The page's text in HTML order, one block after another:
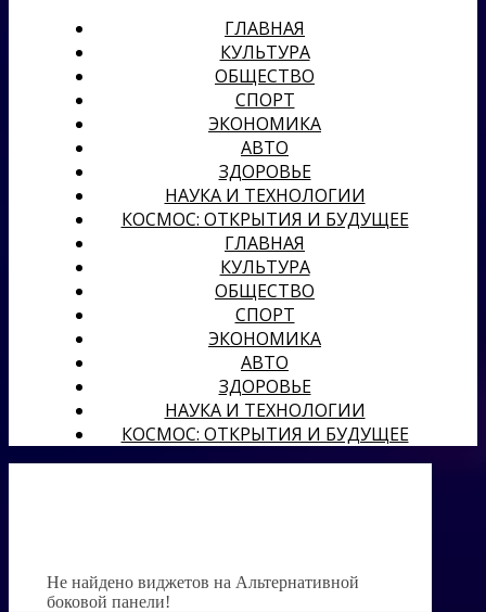
ГЛАВНАЯ
КУЛЬТУРА
ОБЩЕСТВО
СПОРТ
ЭКОНОМИКА
АВТО
ЗДОРОВЬЕ
НАУКА И ТЕХНОЛОГИИ
КОСМОС: ОТКРЫТИЯ И БУДУЩЕЕ
ГЛАВНАЯ
КУЛЬТУРА
ОБЩЕСТВО
СПОРТ
ЭКОНОМИКА
АВТО
ЗДОРОВЬЕ
НАУКА И ТЕХНОЛОГИИ
КОСМОС: ОТКРЫТИЯ И БУДУЩЕЕ
Не найдено виджетов на Альтернативной
боковой панели!